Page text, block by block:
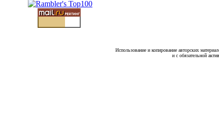
Использование и копирование авторских
и с обязательной